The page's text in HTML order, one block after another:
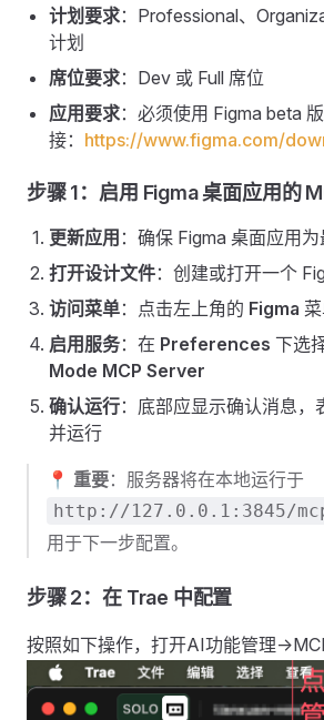
计划要求：Professional、
计划
席位要求：Dev 或 Full 席位
应用要求：必须使用 Figma beta
接： https://www.figma.com/
步骤 1：启用 Figma 桌面应用的
更新应用 ：确保 Figma 桌面应用
打开设计文件：创建或打开一个
访问菜单：点击左上角的 Figma
启用服务：在 Preferences 下选
Mode MCP Server
确认运行：底部应显示确认消息，
并运行
📍 重要：服务器将在本地运行于
http://127.0.0.1:3845/
用于下一步配置。
步骤 2：在 Trae 中配置
按照如下操作，打开AI功能管理-